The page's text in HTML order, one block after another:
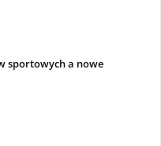
sportowych a nowe